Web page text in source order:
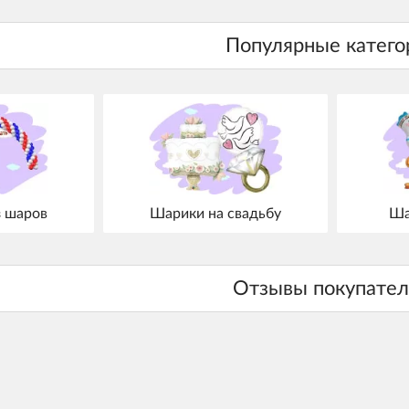
шаров Шарики на свадьбу